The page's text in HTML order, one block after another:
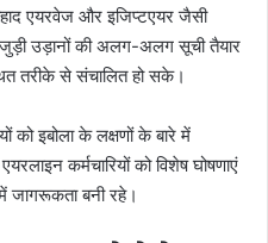
एयरवेज और इजिप्टएयर जैसी
उड़ानों की अलग-अलग सूची तैयार
तरीके से संचालित हो सके।
को इबोला के लक्षणों के बारे में
कर्मचारियों को विशेष घोषणाएं
जागरूकता बनी रहे।